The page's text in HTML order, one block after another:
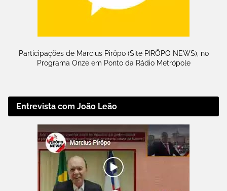
Participações de Marcius Pirôpo (Site PIRÔPO NEWS), no
Programa Onze em Ponto da Rádio Metrópole
Entrevista com João Leão